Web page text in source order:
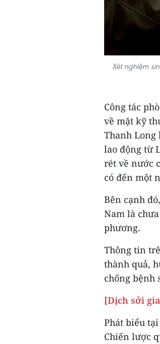
Xét nghiệm
Công tác
về mặt kỹ
Thanh
lao động từ
rét về nước
có đến một
Bên cạnh
Nam là
phương.
Thông tin
thành quả,
chống bệnh
[Dịch sởi
Phát biểu
Chiến lược